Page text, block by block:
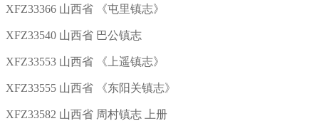
XFZ33366 山西省 《屯里镇志》
XFZ33540 山西省 巴公镇志
XFZ33553 山西省 《上遥镇志》
XFZ33555 山西省 《东阳关镇志》
XFZ33582 山西省 周村镇志 上册